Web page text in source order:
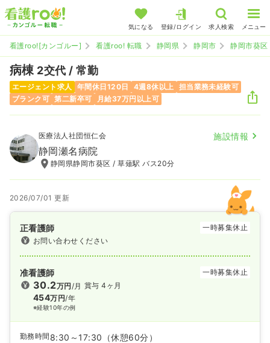
気になる 登録/ログイン 求人検索 メニュー
看護roo![カンゴルー] 看護roo! 転職 静岡県 静岡市 静岡市葵区
病棟 2交代 / 常勤
エージェント求人 年間休日120日 4週8休以上 担当業務未経験可
ブランク可 第二新卒可 月給37万円以上可
医療法人社団恒仁会 施設情報
静岡瀬名病院
静岡県静岡市葵区 / 草薙駅 バス20分
2026/07/01 更新
正看護師
一時募集休止
お問い合わせください
准看護師 一時募集休止
30.2万円/月
454万円/年
※経験10年の例
賞与 4ヶ月
勤務時間 8:30～17:30
（休憩60分）